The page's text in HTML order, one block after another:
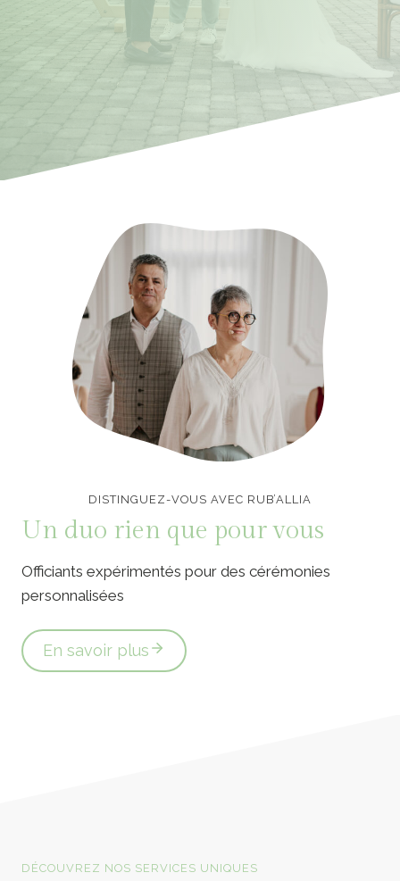
DISTINGUEZ-VOUS AVEC RUB’ALLIA
Un duo rien que pour vous
Officiants expérimentés pour des cérémonies
personnalisées
En savoir plus
DÉCOUVREZ NOS SERVICES UNIQUES